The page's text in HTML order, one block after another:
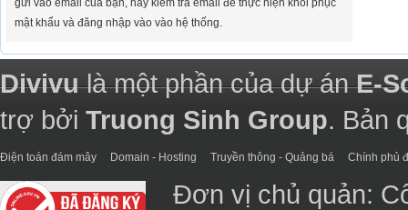
gửi vào email của bạn, hãy kiểm tra email để thực hiện khôi phục
mật khẩu và đăng nhập vào vào hệ thống.
Divivulà một phần của dự ánE-
trợ bởi Truong Sinh Group. Bản
Điện toán đám mây Domain - Hosting Truyền thông - Quảng bá Chính phủ
Đơn vị chủ quản: